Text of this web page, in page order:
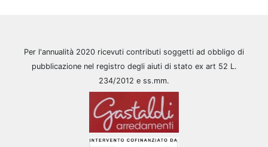
Per l'annualità 2020 ricevuti contributi soggetti ad obbligo di
pubblicazione nel registro degli aiuti di stato ex art 52 L.
234/2012 e ss.mm.